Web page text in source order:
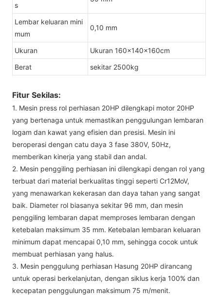
s
Lembar keluaran mini
mum
0,10 mm
Ukuran
Ukuran 160x140x160cm
Berat
sekitar 2500kg
Fitur Sekilas:
1. Mesin press rol perhiasan 20HP dilengkapi motor 20HP
yang bertenaga untuk memastikan penggulungan lembaran
logam dan kawat yang efisien dan presisi. Mesin ini
beroperasi dengan catu daya 3 fase 380V, 50Hz,
memberikan kinerja yang stabil dan andal.
2. Mesin penggiling perhiasan ini dilengkapi dengan rol yang
terbuat dari material berkualitas tinggi seperti Cr12MoV,
yang menawarkan kekerasan dan daya tahan yang sangat
baik. Diameter rol biasanya sekitar 96 mm, dan mesin
penggiling lembaran dapat memproses lembaran dengan
ketebalan maksimum 35 mm. Ketebalan lembaran keluaran
minimum dapat mencapai 0,10 mm, sehingga cocok untuk
membuat perhiasan yang halus.
3. Mesin penggulung perhiasan Hasung 20HP dirancang
untuk operasi berkelanjutan, dengan siklus kerja 100% dan
kecepatan penggulungan maksimum 75 m/menit.